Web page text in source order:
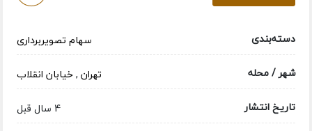
دسته‌بندی
سهام تصویربرداری
شهر / محله
تهران,خیابان انقلاب
تاریخ انتشار
4 سال قبل